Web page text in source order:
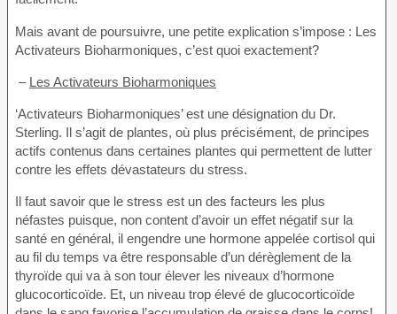
Mais avant de poursuivre, une petite explication s’impose : Les
Activateurs Bioharmoniques, c’est quoi exactement?
– Les Activateurs Bioharmoniques
‘Activateurs Bioharmoniques’ est une désignation du Dr.
Sterling. Il s’agit de plantes, où plus précisément, de principes
actifs contenus dans certaines plantes qui permettent de lutter
contre les effets dévastateurs du stress.
Il faut savoir que le stress est un des facteurs les plus
néfastes puisque, non content d’avoir un effet négatif sur la
santé en général, il engendre une hormone appelée cortisol qui
au fil du temps va être responsable d’un dérèglement de la
thyroïde qui va à son tour élever les niveaux d’hormone
glucocorticoïde. Et, un niveau trop élevé de glucocorticoïde